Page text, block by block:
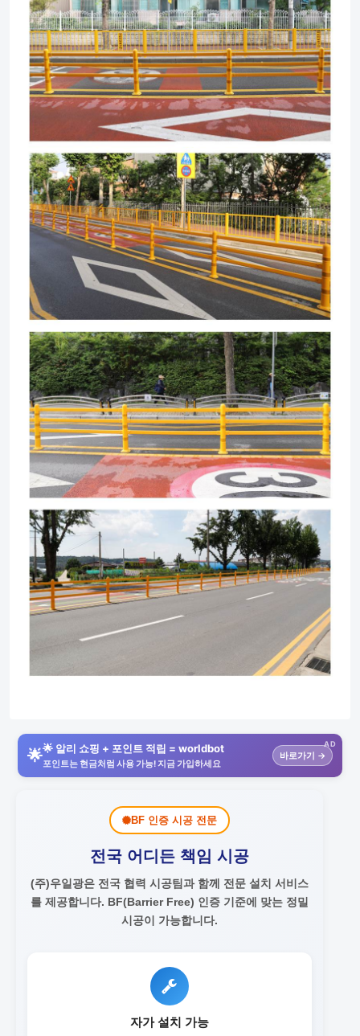
AD
🌟🌟 알리 쇼핑 + 포인트 적립 = worldbot
포인트는 현금처럼 사용 가능! 지금 가입하세요
바로가기 →
BF 인증 시공 전문
전국 어디든 책임 시공
(주)우일광은 전국 협력 시공팀과 함께 전문 설치 서비스
를 제공합니다. BF(Barrier Free) 인증 기준에 맞는 정밀
시공이 가능합니다.
자가 설치 가능